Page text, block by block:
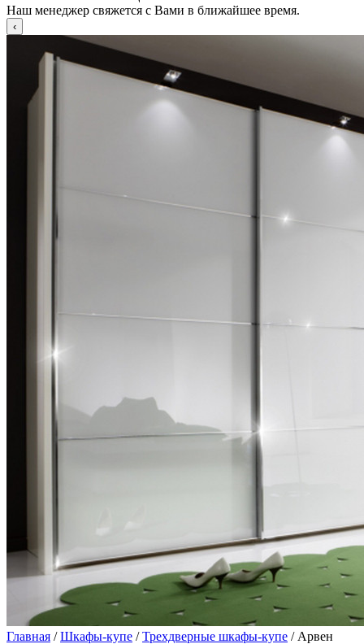
Наш менеджер свяжется с Вами в ближайшее время.
Главная /Шкафы-купе /Трехдверные шкафы-купе / Арвен